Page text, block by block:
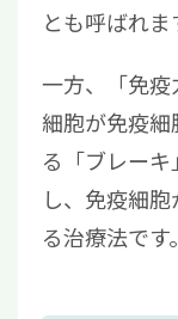
とも呼ばれま
一方、「免
細胞が免疫
る「ブレー
し、免疫細
る治療法です。